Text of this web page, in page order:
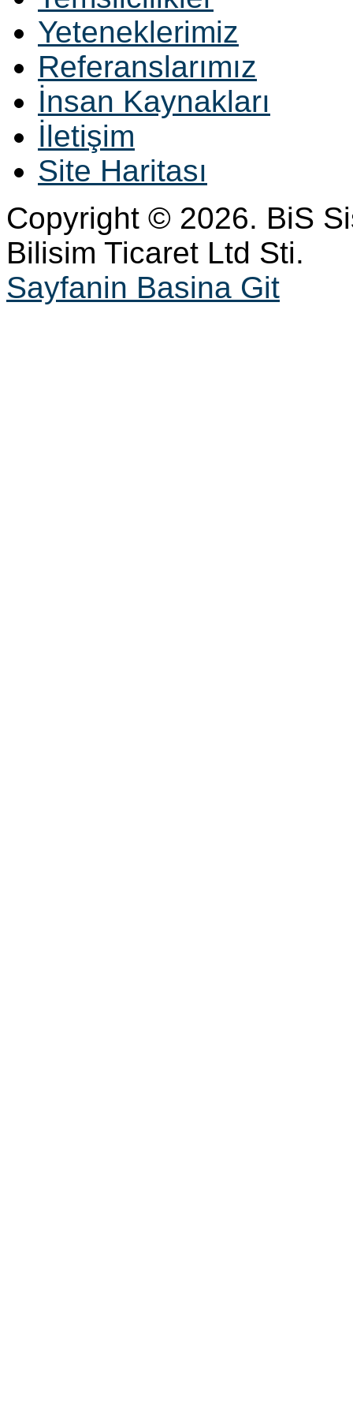
Yeteneklerimiz
Referanslarımız
İnsan Kaynakları
İletişim
Site Haritası
Copyright © 2026. BiS
Bilisim Ticaret Ltd Sti.
Sayfanin Basina Git